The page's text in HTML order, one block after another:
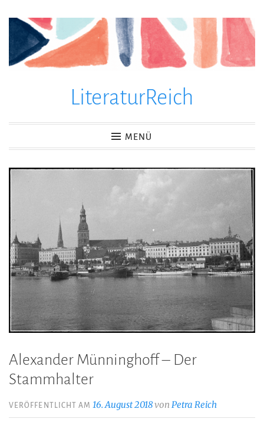
Zum
springen
LiteraturReich
MENÜ
Alexander Münninghoff – Der
Stammhalter
VERÖFFENTLICHT AM 16. August 2018von Petra Reich